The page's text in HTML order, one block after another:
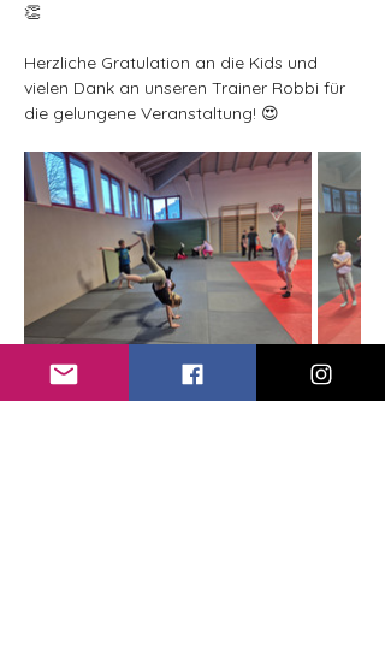
👏
Herzliche Gratulation an die Kids und
vielen Dank an unseren Trainer Robbi für
die gelungene Veranstaltung! 😍